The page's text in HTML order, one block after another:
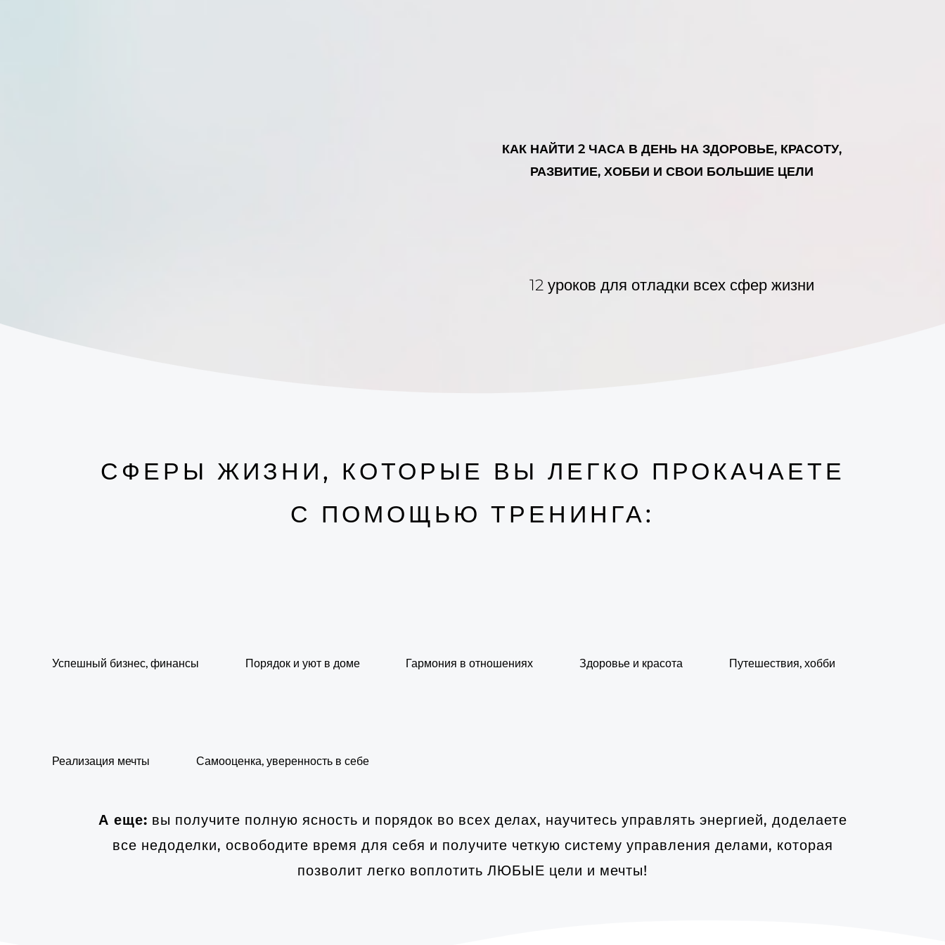
КАК НАЙТИ 2 ЧАСА В ДЕНЬ НА ЗДОРОВЬЕ, КРАСОТУ,
РАЗВИТИЕ, ХОББИ И СВОИ БОЛЬШИЕ ЦЕЛИ
12 уроков для отладки всех сфер жизни
СФЕРЫ ЖИЗНИ, КОТОРЫЕ ВЫ ЛЕГКО ПРОКАЧАЕТЕ
С ПОМОЩЬЮ ТРЕНИНГА:
Успешный бизнес, финансы Порядок и уют в доме Гармония в отношениях Здоровье и красота Путешествия, хобби
Реализация мечты Самооценка, уверенность в себе
А еще: вы получите полную ясность и порядок во всех делах, научитесь управлять энергией, доделаете
все недоделки, освободите время для себя и получите четкую систему управления делами, которая
позволит легко воплотить ЛЮБЫЕ цели и мечты!